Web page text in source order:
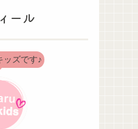
ール
ッズです♪